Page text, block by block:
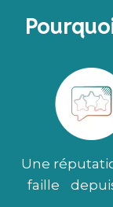
Une
faille